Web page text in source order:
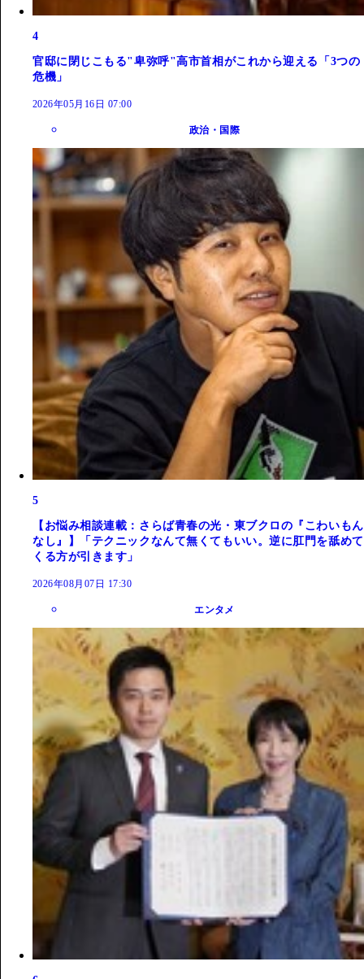
4
官邸に閉じこもる"卑弥呼"高市首相がこれから迎える「3つの
危機」
2026年05月16日 07:00
政治・国際
5
【お悩み相談連載：さらば青春の光・東ブクロの『こわいもん
なし』】「テクニックなんて無くてもいい。逆に肛門を舐めて
くる方が引きます」
2026年08月07日 17:30
エンタメ